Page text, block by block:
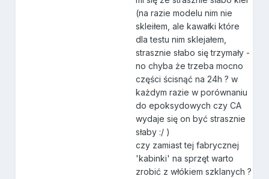
(na razie modelu nim nie
skleiłem, ale kawałki które
dla testu nim sklejałem,
strasznie słabo się trzymały -
no chyba że trzeba mocno
części ścisnąć na 24h ? w
każdym razie w porównaniu
do epoksydowych czy CA
wydaje się on być strasznie
słaby :/ )
czy zamiast tej fabrycznej
'kabinki' na sprzęt warto
zrobić z włókiem szklanych ?